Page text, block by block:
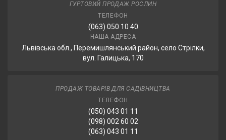
ГУРТОВИЙ ПРОДАЖ РОСЛИН
ТЕЛЕФОН
(063) 050 10 40
НАША АДРЕСА
Львівська обл., Перемишлянський район, село Стрілки,
вул. Галицька, 170
ПРОДАЖ ТОВАРІВ ДЛЯ САДІВНИЦТВА
ТЕЛЕФОН
(050) 043 01 11
(098) 002 60 02
(063) 043 01 11